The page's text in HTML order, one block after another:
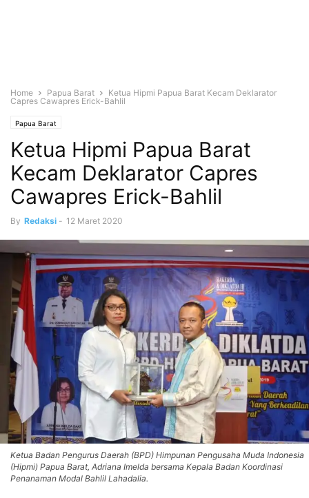
Home Papua Barat
Ketua Hipmi Papua Barat Kecam Deklarator
Capres Cawapres Erick-Bahlil
Papua Barat
Ketua Hipmi Papua Barat
Kecam Deklarator Capres
Cawapres Erick-Bahlil
By Redaksi - 12 Maret 2020
Ketua Badan Pengurus Daerah (BPD) Himpunan Pengusaha Muda Indonesia
(Hipmi) Papua Barat, Adriana Imelda bersama Kepala Badan Koordinasi
Penanaman Modal Bahlil Lahadalia.